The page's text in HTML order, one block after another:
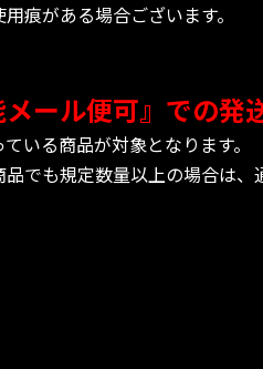
痕がある場合ございます。
ール便可』での発
いる商品が対象となります。
品でも規定数量以上の場合は